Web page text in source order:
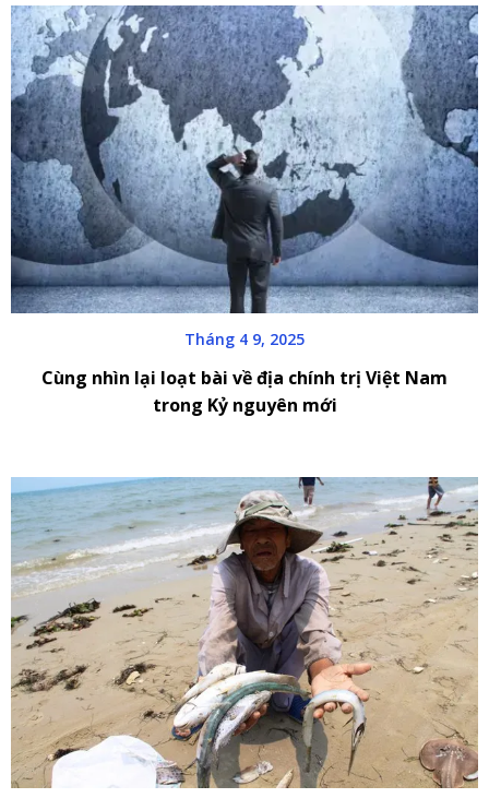
Tháng 4 9, 2025
Cùng nhìn lại loạt bài về địa chính trị Việt Nam
trong Kỷ nguyên mới